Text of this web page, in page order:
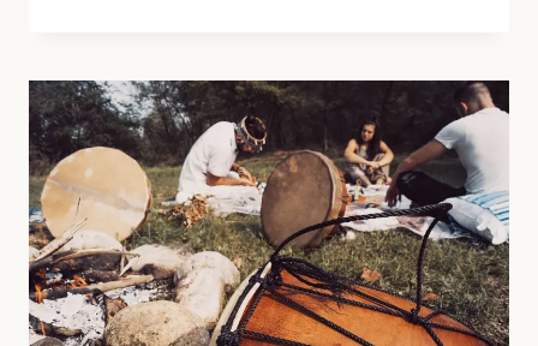
IN
DER
KULTUR
DER
UREINWOHNER
NORDAMERIKAS